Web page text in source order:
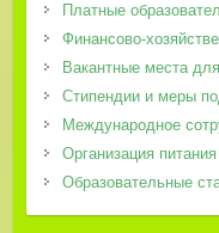
Платные
Финансово-
Вакантные места
Стипендии и меры
Международное
Организация
Образовательные